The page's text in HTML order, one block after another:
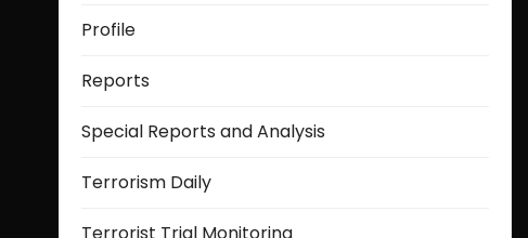
Profile
Reports
Special Reports and Analysis
Terrorism Daily